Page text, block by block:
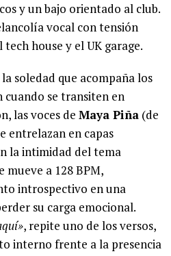
y un bajo orientado al club.
vocal con tensión
house y el UK garage.
soledad que acompaña los
cuando se transiten en
las voces de Maya Piña (de
entrelazan en capas
la intimidad del tema
mueve a 128 BPM,
introspectivo en una
su carga emocional.
, repite uno de los versos,
interno frente a la presencia